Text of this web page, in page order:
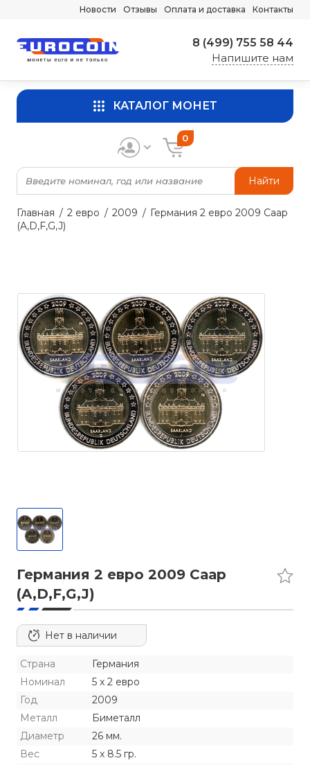
Новости Отзывы Оплата и доставка Контакты
8 (499) 755 58 44
Напишите нам
КАТАЛОГ МОНЕТ
Найти
0
Главная 2 евро 2009
Германия 2 евро 2009 Саар
(A,D,F,G,J)
Германия 2 евро 2009 Саар
(A,D,F,G,J)
Нет в наличии
Страна
Германия
Номинал
5 x 2 евро
Год
2009
Металл
Биметалл
Диаметр
26 мм.
Вес
5 x 8.5 гр.